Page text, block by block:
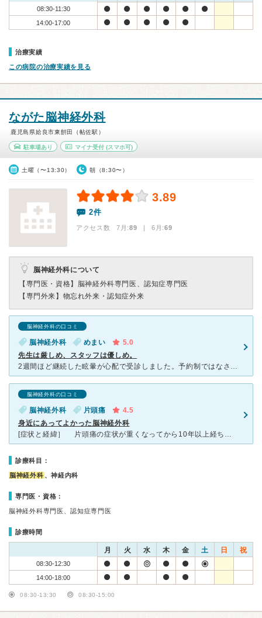
08:30-11:30
14:00-17:00
治療実績
この病院の治療実績を見る
ながた脳神経外科
鹿児島県姶良市東餠田（帖佐駅）
駐車場あり マイナ受付(スマホ可)
土曜（〜13:30） 朝（8:30〜）
3.89
2件
アクセス数 7月:89 | 6月:69
脳神経外科について
【専門医・資格】 脳神経外科専門医、認知症専門医
【専門外来】 物忘れ外来・認知症外来
脳神経外科の口コミ
脳神経外科 めまい
5.0
先生は厳しめ、スタッフは優しめ。
2週間ほど継続した眩暈が心配で受診しました。予約制ではなさそうでしたが、朝一番で受診したので待ち時間はなかったです。新しい病院なのか、窓が広いからか、病院内がとても明るく清潔な感じを受けました。看護師
脳神経外科の口コミ
脳神経外科 片頭痛
4.5
身近にあってよかった脳神経外科
[症状と経緯］ 片頭痛の症状が重くなってから10年以上経ちます。 10年以上前、鹿児島市内の有名な脳神経外科で 診察してもらったときは、『筋緊張型頭痛』と診断され、 筋弛緩薬などを処方しても
診療科目：
脳神経外科 、神経内科
専門医・資格：
脳神経外科専門医、認知症専門医
診療時間
月 火 水 木 金 土 日 祝
08:30-12:30
14:00-18:00
08:30-13:30 08:30-15:00